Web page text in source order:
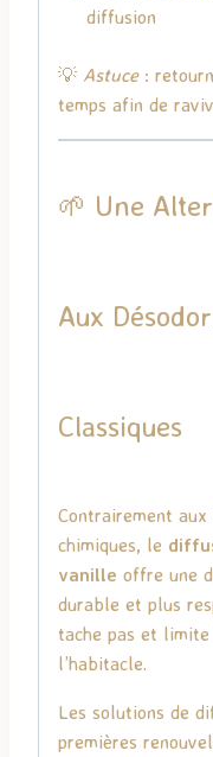
diffusion
💡 Astuce:
temps afin de
🌱 Une
Aux
Classiques
Contrairement
chimiques, le
vanille offre une
durable et plus
tache pas et
l’habitacle.
Les solutions de
premières